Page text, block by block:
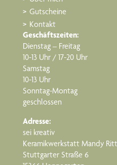
Gutscheine
Kontakt
Geschäftszeiten:
Dienstag – Freitag
10-13 Uhr / 17-20 Uhr
Samstag
10-13 Uhr
Sonntag-Montag
geschlossen
Adresse:
sei kreativ
Keramikwerkstatt Mandy
Stuttgarter Straße 6